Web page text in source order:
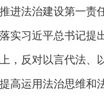
进法治建设第一责
实习近平总书记提
，反对以言代法、
高运用法治思维和